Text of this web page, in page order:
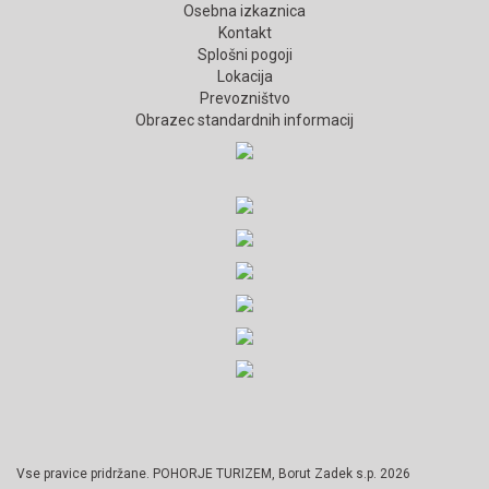
Osebna izkaznica
Kontakt
Splošni pogoji
Lokacija
Prevozništvo
Obrazec standardnih informacij
Vse pravice pridržane. POHORJE TURIZEM, Borut Zadek s.p. 2026